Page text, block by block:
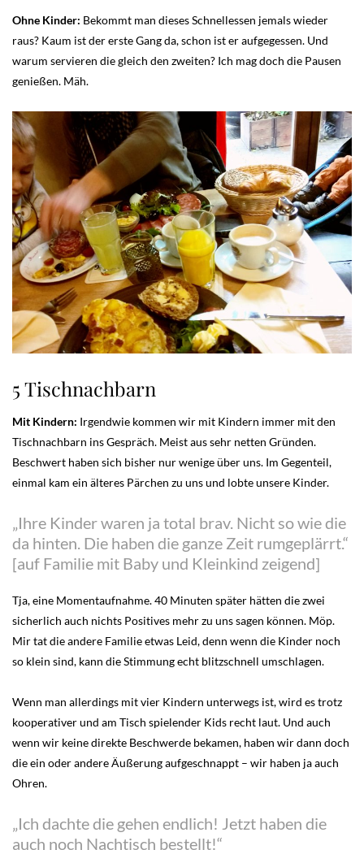
Ohne Kinder: Bekommt man dieses Schnellessen jemals wieder
raus? Kaum ist der erste Gang da, schon ist er aufgegessen. Und
warum servieren die gleich den zweiten? Ich mag doch die Pausen
genießen. Mäh.
5 Tischnachbarn
Mit Kindern: Irgendwie kommen wir mit Kindern immer mit den
Tischnachbarn ins Gespräch. Meist aus sehr netten Gründen.
Beschwert haben sich bisher nur wenige über uns. Im Gegenteil,
einmal kam ein älteres Pärchen zu uns und lobte unsere Kinder.
„Ihre Kinder waren ja total brav. Nicht so wie die
da hinten. Die haben die ganze Zeit rumgeplärrt.“
[auf Familie mit Baby und Kleinkind zeigend]
Tja, eine Momentaufnahme. 40 Minuten später hätten die zwei
sicherlich auch nichts Positives mehr zu uns sagen können. Möp.
Mir tat die andere Familie etwas Leid, denn wenn die Kinder noch
so klein sind, kann die Stimmung echt blitzschnell umschlagen.
Wenn man allerdings mit vier Kindern unterwegs ist, wird es trotz
kooperativer und am Tisch spielender Kids recht laut. Und auch
wenn wir keine direkte Beschwerde bekamen, haben wir dann doch
die ein oder andere Äußerung aufgeschnappt – wir haben ja auch
Ohren.
„Ich dachte die gehen endlich! Jetzt haben die
auch noch Nachtisch bestellt!“